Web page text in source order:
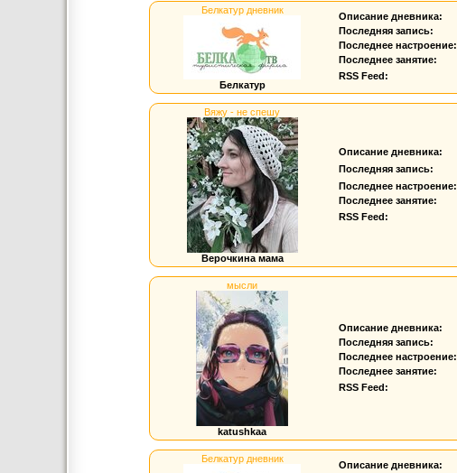
Белкатур дневник
Белкатур
Описание дневника:
Последняя запись:
Последнее настроение:
Последнее занятие:
RSS Feed:
Вяжу - не спешу
Верочкина мама
Описание дневника:
Последняя запись:
Последнее настроение:
Последнее занятие:
RSS Feed:
мысли
katushkaa
Описание дневника:
Последняя запись:
Последнее настроение:
Последнее занятие:
RSS Feed:
Белкатур дневник
Описание дневника: